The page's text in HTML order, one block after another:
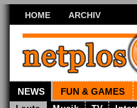
HOME ARCHIV
NEWS FUN & GAMES